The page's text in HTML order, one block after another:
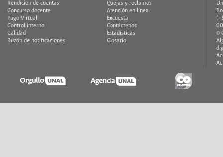
Rendición de cuentas
Concurso docente
Pago Virtual
Control interno
Calidad
Buzón de notificaciones
Quejas y reclamos
Atención en línea
Encuesta
Contáctenos
Estadísticas
Glosario
©